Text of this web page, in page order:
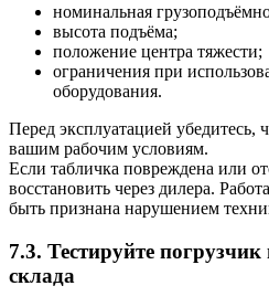
номинальная
высота подъёма;
положение центра тяжести;
ограничения при
оборудования.
Перед эксплуатацией убедитесь,
вашим рабочим условиям.
Если табличка повреждена или
восстановить через дилера.
быть признана нарушением
7.3. Тестируйте
склада